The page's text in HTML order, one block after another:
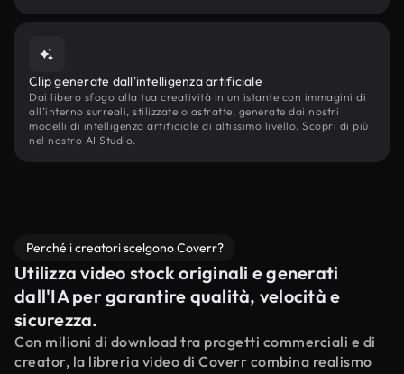
Clip generate dall'intelligenza artificiale
Dai libero sfogo alla tua creatività in un istante con immagini di
all’interno surreali, stilizzate o astratte, generate dai nostri
modelli di intelligenza artificiale di altissimo livello. Scopri di più
nel nostro AI Studio.
Perché i creatori scelgono Coverr?
Utilizza video stock originali e generati
dall'IA per garantire qualità, velocità e
sicurezza.
Con milioni di download tra progetti commerciali e di
creator, la libreria video di Coverr combina realismo